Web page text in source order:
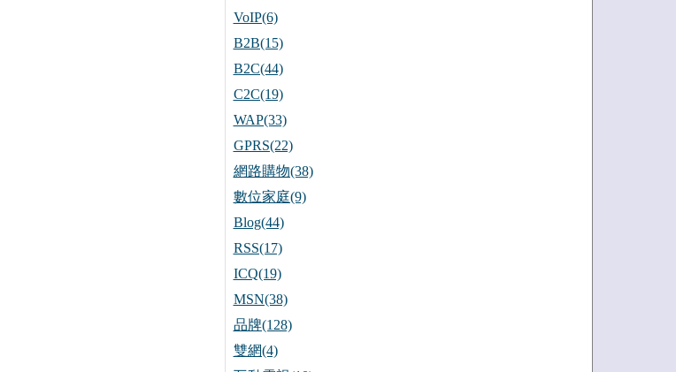
VoIP(6)
B2B(15)
B2C(44)
C2C(19)
WAP(33)
GPRS(22)
網路購物(38)
數位家庭(9)
Blog(44)
RSS(17)
ICQ(19)
MSN(38)
品牌(128)
雙網(4)